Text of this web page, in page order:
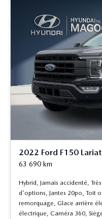
2022 Ford F150 Lariat
63 690 km
Hybrid, Jamais accidenté,
d'options, Jantes 20po, Toit
remorquage, Glace arrière
électrique, Caméra 360,